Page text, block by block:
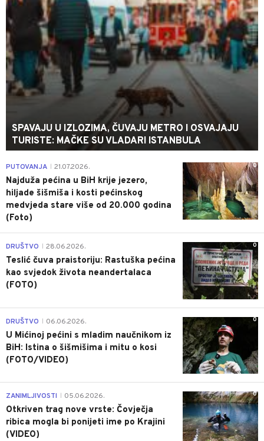
SPAVAJU U IZLOZIMA, ČUVAJU METRO I OSVAJAJU
TURISTE: MAČKE SU VLADARI ISTANBULA
0
PUTOVANJA 21.07.2026.
Najduža pećina u BiH krije jezero,
hiljade šišmiša i kosti pećinskog
medvjeda stare više od 20.000 godina
(Foto)
0
DRUŠTVO 28.06.2026.
Teslić čuva praistoriju: Rastuška pećina
kao svjedok života neandertalaca
(FOTO)
0
DRUŠTVO 06.06.2026.
U Mićinoj pećini s mladim naučnikom iz
BiH: Istina o šišmišima i mitu o kosi
(FOTO/VIDEO)
0
ZANIMLJIVOSTI 05.06.2026.
Otkriven trag nove vrste: Čovječja
ribica mogla bi ponijeti ime po Krajini
(VIDEO)